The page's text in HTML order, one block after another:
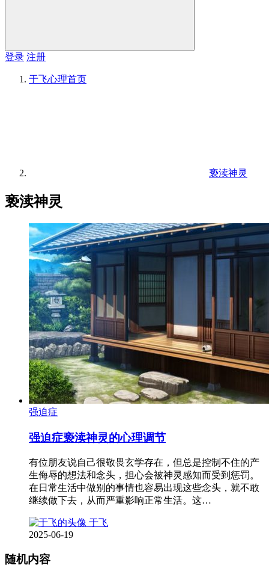
登录 注册
于飞心理首页
亵渎神灵
亵渎神灵
强迫症
强迫症亵渎神灵的心理调节
有位朋友说自己很敬畏玄学存在，但总是控制不住的产
生侮辱的想法和念头，担心会被神灵感知而受到惩罚。
在日常生活中做别的事情也容易出现这些念头，就不敢
继续做下去，从而严重影响正常生活。这…
于飞
2025-06-19
随机内容